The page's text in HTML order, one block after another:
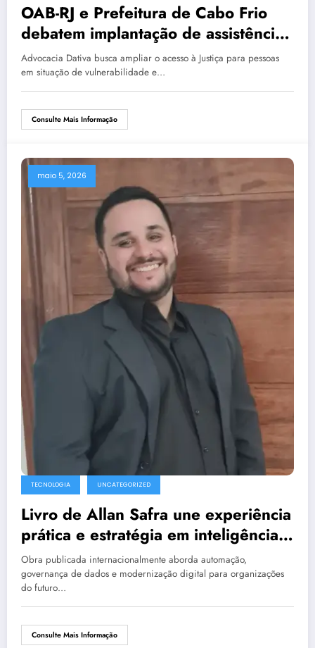
OAB-RJ e Prefeitura de Cabo Frio
debatem implantação de assistência
jurídica municipal gratuita
Advocacia Dativa busca ampliar o acesso à Justiça para pessoas
em situação de vulnerabilidade e…
Consulte Mais Informação
maio 5, 2026
TECNOLOGIA UNCATEGORIZED
Livro de Allan Safra une experiência
prática e estratégia em inteligência
artificial
Obra publicada internacionalmente aborda automação,
governança de dados e modernização digital para organizações
do futuro…
Consulte Mais Informação